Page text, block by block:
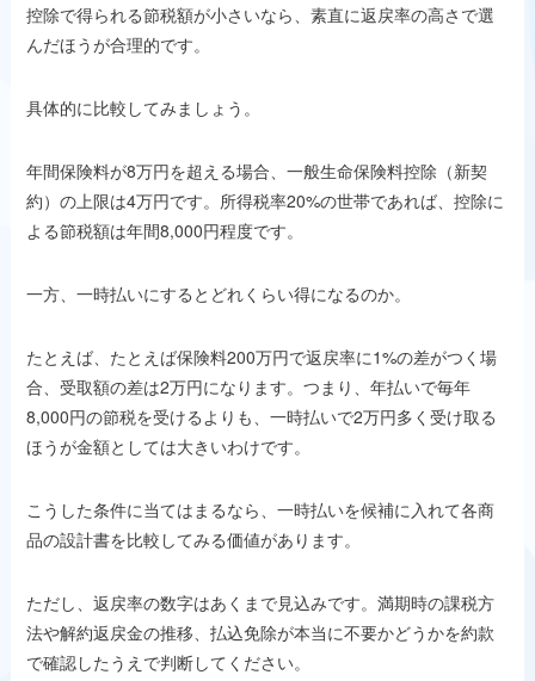
控除で得られる節税額が小さいなら、素直に返戻率の高さで選
んだほうが合理的です。
具体的に比較してみましょう。
年間保険料が8万円を超える場合、一般生命保険料控除（新契
約）の上限は4万円です。所得税率20%の世帯であれば、控除に
よる節税額は年間8,000円程度です。
一方、一時払いにするとどれくらい得になるのか。
たとえば、たとえば保険料200万円で返戻率に1%の差がつく場
合、受取額の差は2万円になります。つまり、年払いで毎年
8,000円の節税を受けるよりも、一時払いで2万円多く受け取る
ほうが金額としては大きいわけです。
こうした条件に当てはまるなら、一時払いを候補に入れて各商
品の設計書を比較してみる価値があります。
ただし、返戻率の数字はあくまで見込みです。満期時の課税方
法や解約返戻金の推移、払込免除が本当に不要かどうかを約款
で確認したうえで判断してください。